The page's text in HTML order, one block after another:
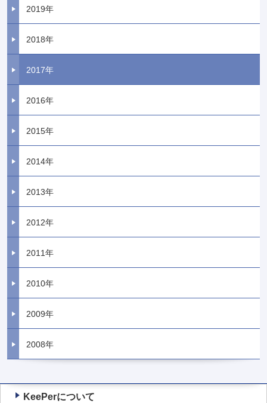
2019年
2018年
2017年
2016年
2015年
2014年
2013年
2012年
2011年
2010年
2009年
2008年
KeePerについて